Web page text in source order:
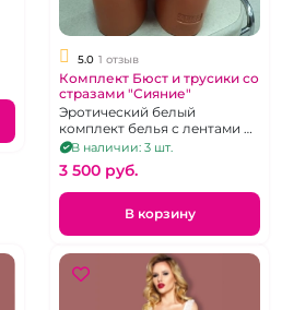
5.0 1 отзыв
Комплект Бюст и трусики со
стразами "Сияние"
Эротический белый
комплект белья с лентами из
страз, бюст+трусики. размер
В наличии: 3 шт.
3 500 pуб.
В корзину